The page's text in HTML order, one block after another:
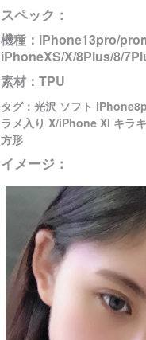
スペック：
機種： iPhone13pro/
iPhoneXS/X/8Plus/8/
素材： TPU
タグ：光沢 ソフト
ラメ入り X/iPhone XI キラ
方形
イメージ：